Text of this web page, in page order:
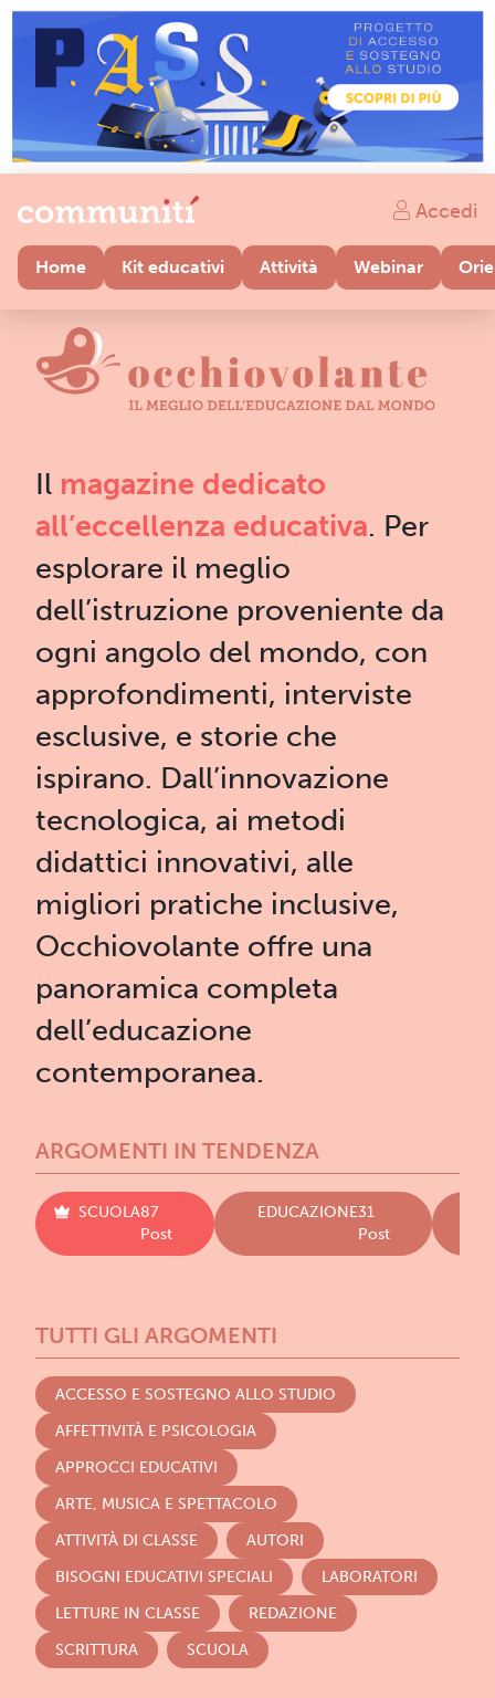
Home Kit educativi Attività Webinar
Accedi
Il magazine dedicato
all’eccellenza educativa. Per
esplorare il meglio
dell’istruzione proveniente da
ogni angolo del mondo, con
approfondimenti, interviste
esclusive, e storie che
ispirano. Dall’innovazione
tecnologica, ai metodi
didattici innovativi, alle
migliori pratiche inclusive,
Occhiovolante offre una
panoramica completa
dell’educazione
contemporanea.
ARGOMENTI IN TENDENZA
SCUOLA87
Post
EDUCAZIONE31
Post
TUTTI GLI ARGOMENTI
ACCESSO E SOSTEGNO ALLO STUDIO
AFFETTIVITÀ E PSICOLOGIA
APPROCCI EDUCATIVI
ARTE, MUSICA E SPETTACOLO
ATTIVITÀ DI CLASSE
AUTORI
BISOGNI EDUCATIVI SPECIALI
LABORATORI
LETTURE IN CLASSE
REDAZIONE
SCRITTURA
SCUOLA